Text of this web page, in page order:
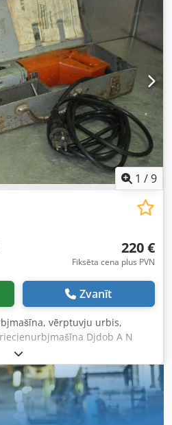
1 /9
220 €
Fiksēta cena plus PVN
Zvanīt
vērptuvju urbis,
Djdob A N
tips -Nominālā jauda: 500 W
urbja diametrs: 16 mm -
500/200/A110 mm -Svars: